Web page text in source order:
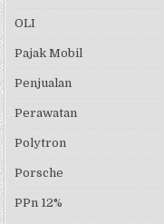
OLI
Pajak Mobil
Penjualan
Perawatan
Polytron
Porsche
PPn 12%